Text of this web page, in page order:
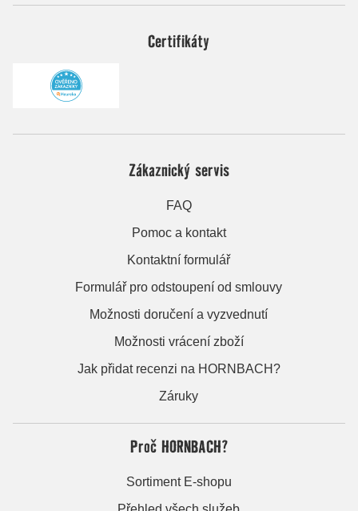
Certifikáty
Zákaznický servis
FAQ
Pomoc a kontakt
Kontaktní formulář
Formulář pro odstoupení od smlouvy
Možnosti doručení a vyzvednutí
Možnosti vrácení zboží
Jak přidat recenzi na HORNBACH?
Záruky
Proč HORNBACH?
Sortiment E-shopu